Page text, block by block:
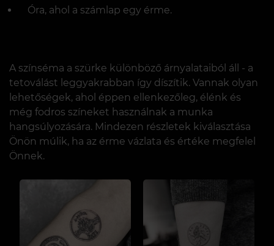
Óra, ahol a számlap egy érme.
A színséma a szürke különböző árnyalataiból áll - a
tetoválást leggyakrabban így díszítik. Vannak olyan
lehetőségek, ahol éppen ellenkezőleg, élénk és
még fodros színeket használnak a munka
hangsúlyozására. Mindezen részletek kiválasztása
Önön múlik, ha az érme vázlata és értéke megfelel
Önnek.